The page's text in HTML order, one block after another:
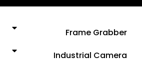
Frame Grabber
Industrial Camera